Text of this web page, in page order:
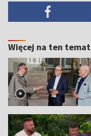
Więcej na ten temat